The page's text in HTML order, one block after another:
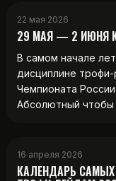
22 мая 2026
29 МАЯ — 2 ИЮНЯ
В самом начале
дисциплине
Чемпионата
Абсолютный чтобы
16 апреля 2026
КАЛЕНДАРЬ